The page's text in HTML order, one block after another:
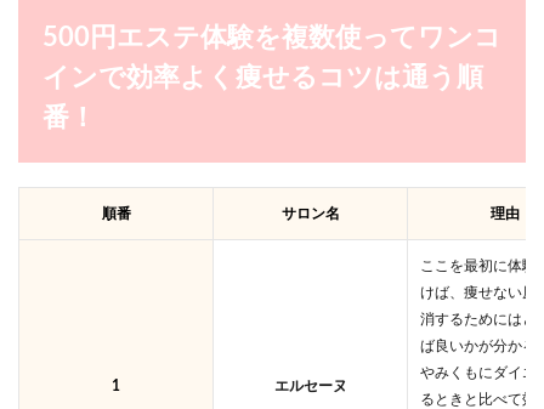
500円エステ体験を複数使ってワンコ
インで効率よく痩せるコツは通う順
番！
順番 サロン名 理由
1 エルセーヌ
ここを最初に体験
けば、痩せない原
消するためにはど
ば良いかが分かる
やみくもにダイエ
るときと比べて効